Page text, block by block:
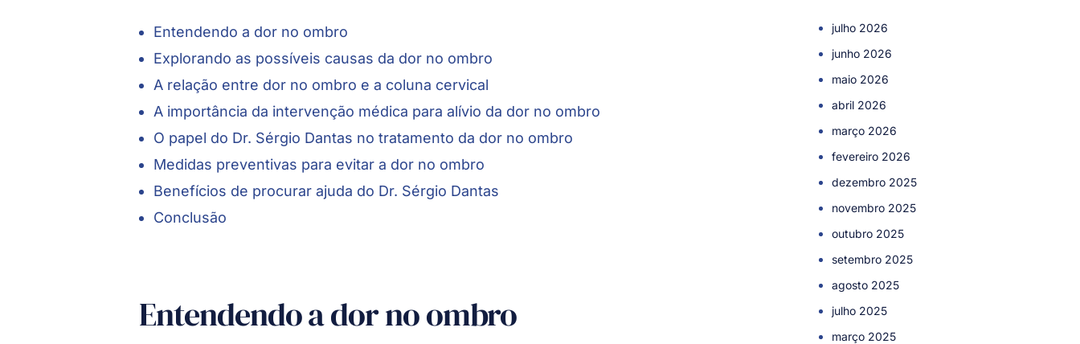
Entendendo a dor no ombro
Explorando as possíveis causas da dor no ombro
A relação entre dor no ombro e a coluna cervical
A importância da intervenção médica para alívio da dor no ombro
O papel do Dr. Sérgio Dantas no tratamento da dor no ombro
Medidas preventivas para evitar a dor no ombro
Benefícios de procurar ajuda do Dr. Sérgio Dantas
Conclusão
Entendendo a dor no ombro
julho 2026
junho 2026
maio 2026
abril 2026
março 2026
fevereiro 2026
dezembro 2025
novembro 2025
outubro 2025
setembro 2025
agosto 2025
julho 2025
março 2025